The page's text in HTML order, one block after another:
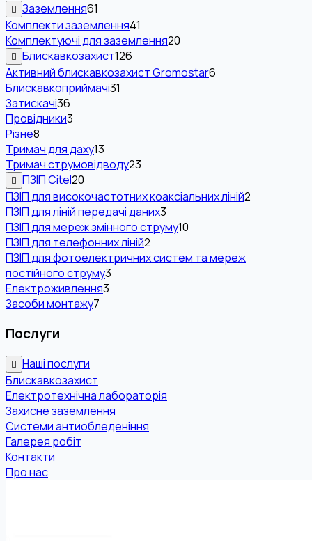
Заземлення61
Комплекти заземлення41
Комплектуючі для заземлення20
Блискавкозахист126
Активний блискавкозахист Gromostar6
Блискавкоприймачі31
Затискачі36
Провідники3
Різне8
Тримач для даху13
Тримач струмовідводу23
ПЗІП Citel20
ПЗІП для високочастотних коаксіальних ліній2
ПЗІП для ліній передачі даних3
ПЗІП для мереж змінного струму10
ПЗІП для телефонних ліній2
ПЗІП для фотоелектричних систем та мереж
постійного струму3
Електроживлення3
Засоби монтажу7
Послуги
Наші послуги
Блискавкозахист
Електротехнічна лабораторія
Захисне заземлення
Системи антиобледеніння
Галерея робіт
Контакти
Про нас